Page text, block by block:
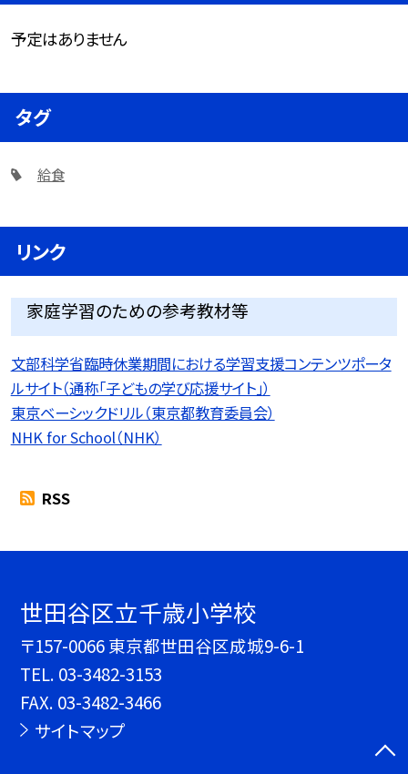
予定はありません
タグ
給食
リンク
家庭学習のための参考教材等
文部科学省臨時休業期間における学習支援コンテンツポータ
ルサイト（通称「子どもの学び応援サイト」）
東京ベーシックドリル（東京都教育委員会）
NHK for School（NHK）
RSS
世田谷区立千歳小学校
〒157-0066 東京都世田谷区成城9-6-1
TEL. 03-3482-3153
FAX. 03-3482-3466
サイトマップ